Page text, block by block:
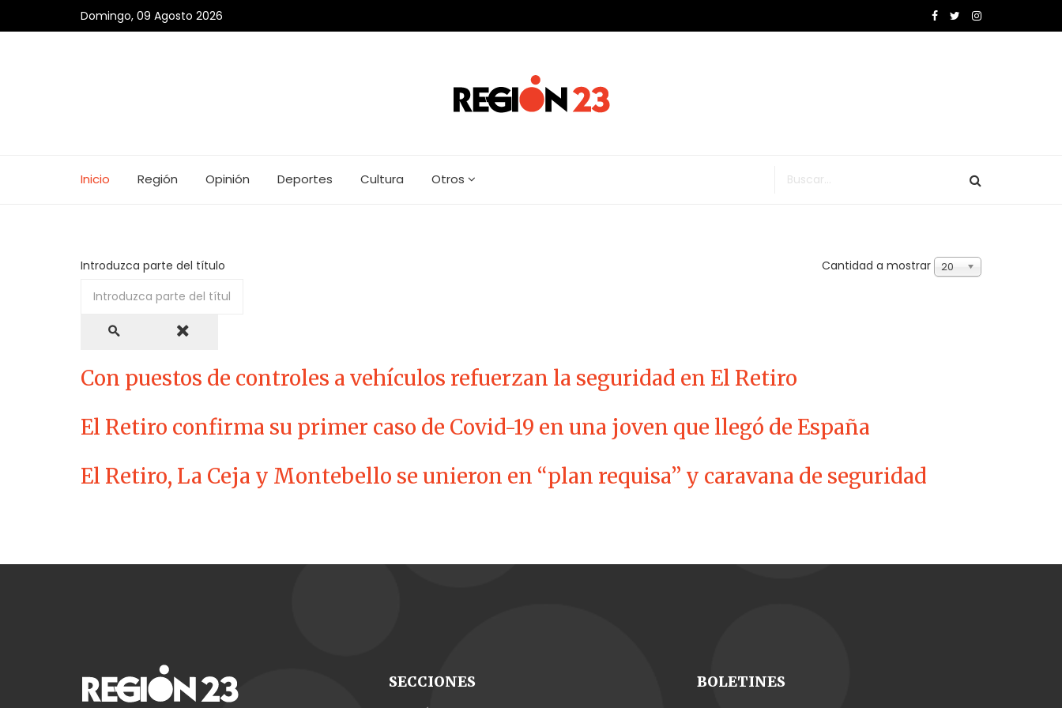
Domingo, 09 Agosto 2026
Inicio Región Opinión Deportes Cultura Otros
Introduzca parte del título Cantidad a mostrar 20
Con puestos de controles a vehículos refuerzan la seguridad en El Retiro
El Retiro confirma su primer caso de Covid-19 en una joven que llegó de España
El Retiro, La Ceja y Montebello se unieron en “plan requisa” y caravana de seguridad
SECCIONES
BOLETINES